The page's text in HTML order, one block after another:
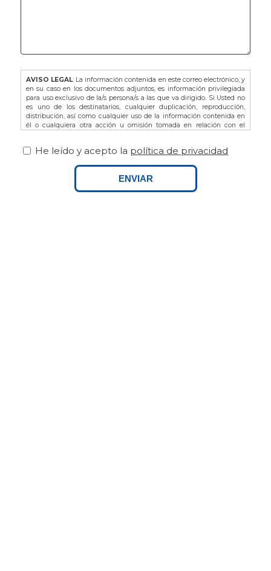
AVISO LEGAL: La información contenida en este correo electrónico, y
en su caso en los documentos adjuntos, es información privilegiada
para uso exclusivo de la/s persona/s a las que va dirigido. Si Usted no
es uno de los destinatarios, cualquier duplicación, reproducción,
distribución, así como cualquier uso de la información contenida en
él o cualquiera otra acción u omisión tomada en relación con el
electrónico, así como de sus adjuntos si los hubiere.
De acuerdo con la L.O. 3/2018 de Protección de Datos de Carácter
Personal y Garantía de los Derechos Digitales, así como del
sus derechos dirigiéndose a FINCAS PALAMOS, domiciliada en AVDA.
He leído y acepto la política de privacidad
ENVIAR